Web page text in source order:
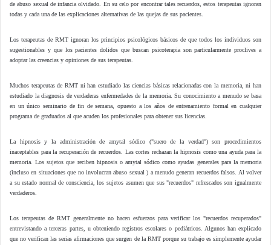
de abuso sexual de infancia olvidado. En su celo por encontrar tales recuerdos, estos terapeutas ignoran
todas y cada una de las explicaciones alternativas de las quejas de sus pacientes.
Los terapeutas de RMT ignoran los principios psicológicos básicos de que todos los individuos son
sugestionables y que los pacientes dolidos que buscan psicoterapia son particularmente proclives a
adoptar las creencias y opiniones de sus terapeutas.
Muchos terapeutas de RMT ni han estudiado las ciencias básicas relacionadas con la memoria, ni han
estudiado la diagnosis de verdaderas enfermedades de la memoria. Su conocimiento a menudo se basa
en un único seminario de fin de semana, opuesto a los años de entrenamiento formal en cualquier
programa de graduados al que acuden los profesionales para obtener sus licencias.
La hipnosis y la administración de amytal sódico ("suero de la verdad") son procedimientos
inaceptables para la recuperación de recuerdos. Las cortes rechazan la hipnosis como una ayuda para la
memoria. Los sujetos que reciben hipnosis o amytal sódico como ayudas generales para la memoria
(incluso en situaciones que no involucran abuso sexual ) a menudo generan recuerdos falsos. Al volver
a su estado normal de consciencia, los sujetos asumen que sus "recuerdos" refrescados son igualmente
verdaderos.
Los terapeutas de RMT generalmente no hacen esfuerzos para verificar los "recuerdos recuperados"
entrevistando a terceras partes, u obteniendo registros escolares o pediátricos. Algunos han explicado
que no verifican las serias afirmaciones que surgen de la RMT porque su trabajo es simplemente ayudar